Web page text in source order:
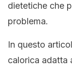
dietetiche che
problema.
In questo
calorica adatta